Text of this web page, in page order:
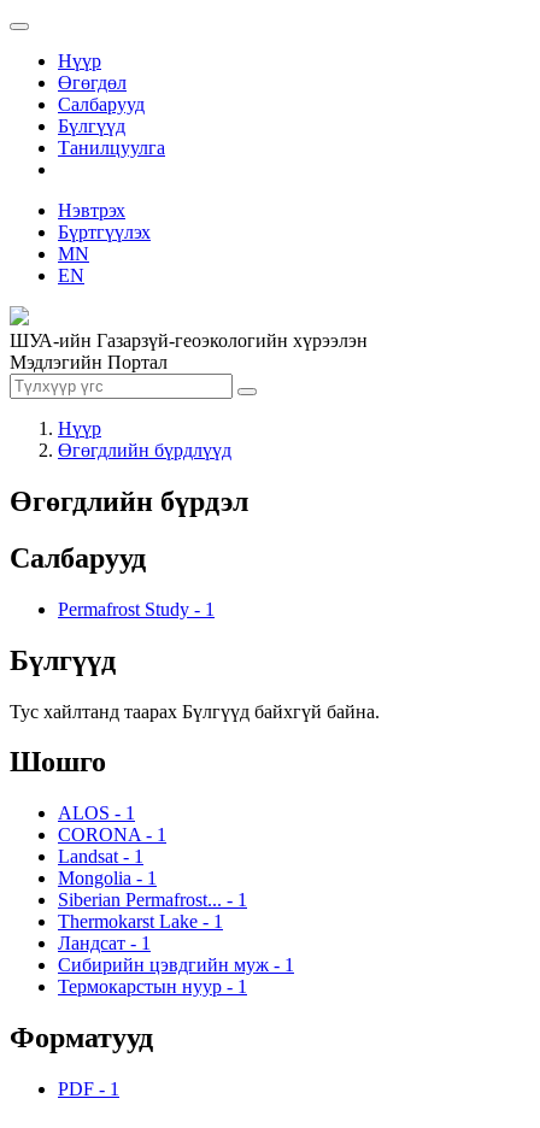
Нүүр
Өгөгдөл
Салбарууд
Бүлгүүд
Танилцуулга
Нэвтрэх
Бүртгүүлэх
MN
EN
ШУА-ийн Газарзүй-геоэкологийн хүрээлэн
Мэдлэгийн Портал
Нүүр
Өгөгдлийн бүрдлүүд
Өгөгдлийн бүрдэл
Салбарууд
Permafrost Study - 1
Бүлгүүд
Тус хайлтанд таарах Бүлгүүд байхгүй байна.
Шошго
ALOS - 1
CORONA - 1
Landsat - 1
Mongolia - 1
Siberian Permafrost... - 1
Thermokarst Lake - 1
Ландсат - 1
Сибирийн цэвдгийн муж - 1
Термокарстын нуур - 1
Форматууд
PDF - 1